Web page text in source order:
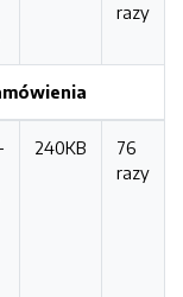
razy
240KB
76
razy